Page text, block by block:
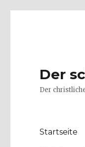
Der
Der
Startseite